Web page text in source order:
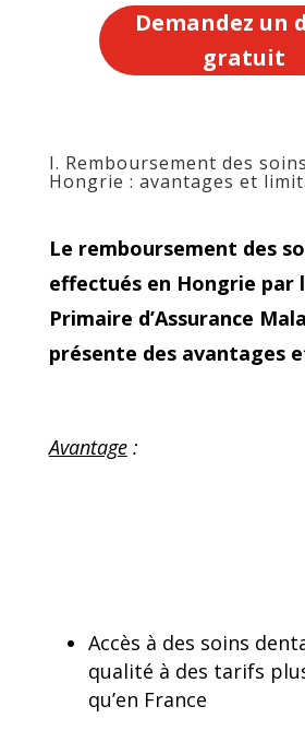
Demandez un
gratuit
I. Remboursement des
Hongrie : avantages et
Le remboursement des
effectués en Hongrie par
Primaire d’Assurance
présente des avantages
Avantage:
Accès à des soins
qualité à des tarifs
qu’en France